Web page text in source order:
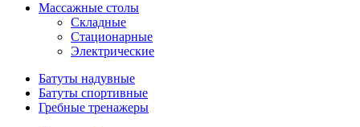
Массажные столы
Складные
Стационарные
Электрические
Батуты надувные
Батуты спортивные
Гребные тренажеры